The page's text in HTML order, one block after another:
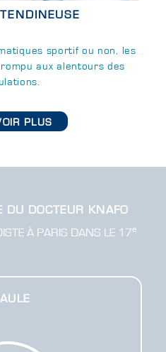
sportif ou non, les
aux alentours des
PLUS
DU DOCTEUR KNAFO
À PARIS DANS LE 17e